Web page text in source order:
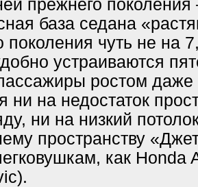
прежнего поколения
база седана
поколения чуть не на
устраиваются
ростом даже
ни на недостаток
ни на низкий
пространству
как Honda